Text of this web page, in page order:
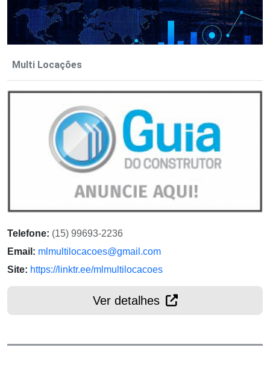
Multi Locações
Telefone: (15) 99693-2236
Email: mlmultilocacoes@gmail.com
Site: https://linktr.ee/mlmultilocacoes
Ver detalhes